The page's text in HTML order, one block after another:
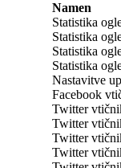
Namen
Statistika
Statistika
Statistika
Statistika
Nastavitve
Facebook
Twitter
Twitter
Twitter
Twitter